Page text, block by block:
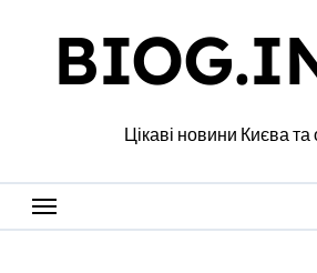
Цікаві новини Києва та